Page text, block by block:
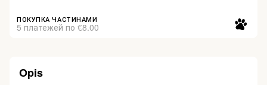
ПОКУПКА ЧАСТИНАМИ
5 платежей по €8.00
Opis